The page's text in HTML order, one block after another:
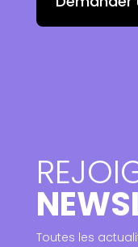
Toutes les